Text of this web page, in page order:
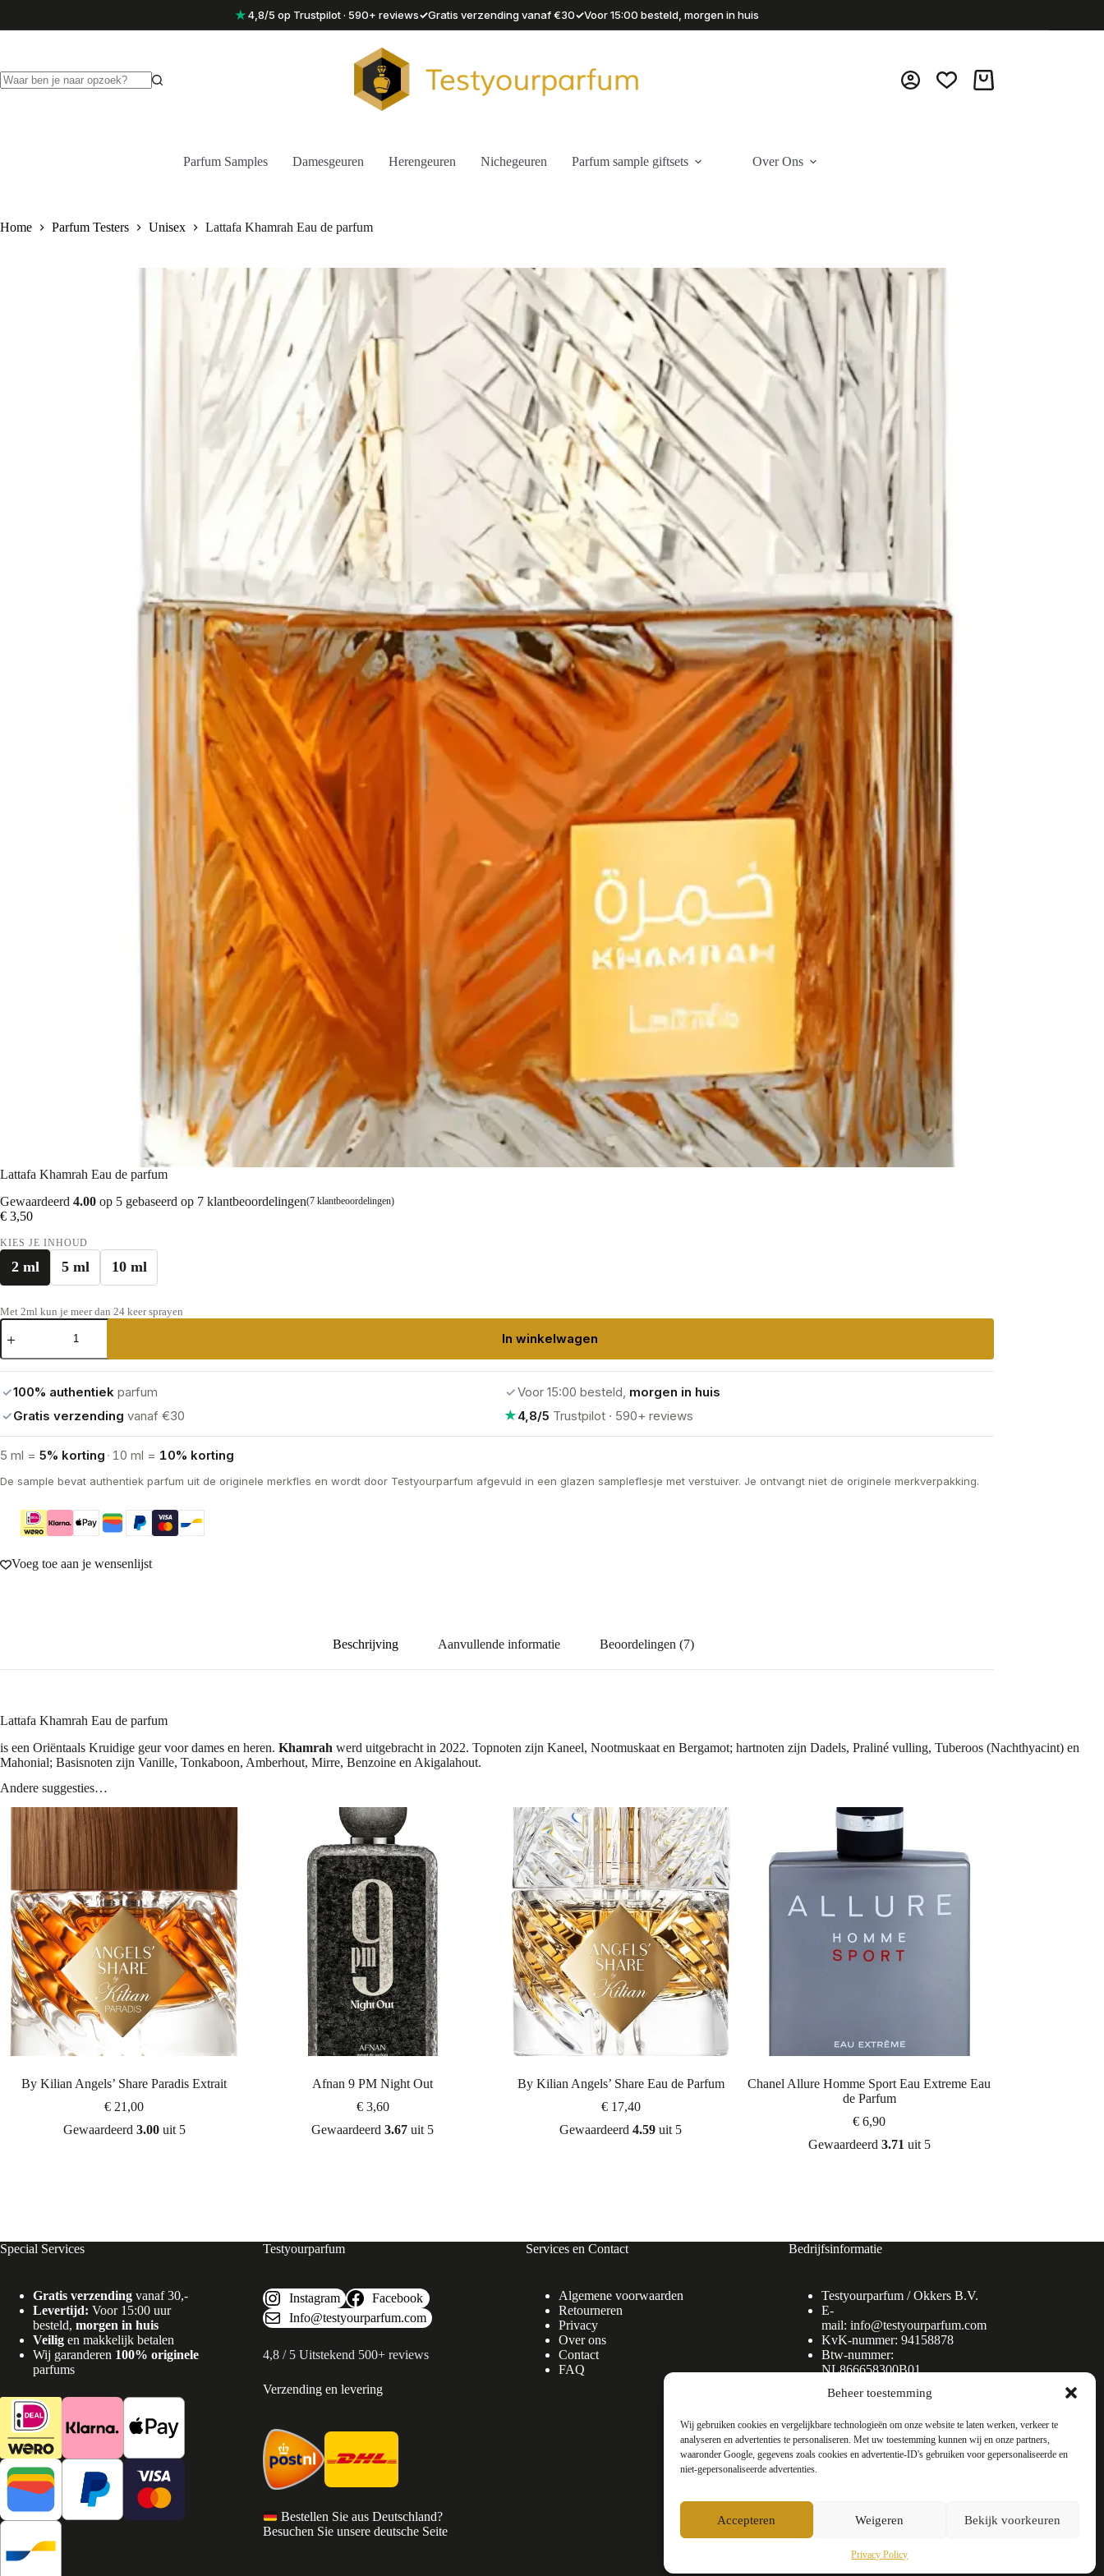
Beheer toestemming
Wij gebruiken cookies en vergelijkbare technologieën om onze website te laten werken, verkeer te
analyseren en advertenties te personaliseren. Met uw toestemming kunnen wij en onze partners,
waaronder Google, gegevens zoals cookies en advertentie-ID's gebruiken voor gepersonaliseerde en
niet-gepersonaliseerde advertenties.
Accepteren Weigeren Bekijk voorkeuren
Privacy Policy
★4,8/5 op Trustpilot · 590+ reviews✓Gratis verzending vanaf €30✓Voor 15:00 besteld, morgen in huis
Winkelwagen
Parfum Samples Damesgeuren Herengeuren Nichegeuren Parfum sample giftsets Over Ons
Home Parfum Testers Unisex Lattafa Khamrah Eau de parfum
Lattafa Khamrah Eau de parfum
Gewaardeerd 4.00 op 5 gebaseerd op 7 klantbeoordelingen(7 klantbeoordelingen)
€ 3,50
KIES JE INHOUD
2 ml 5 ml 10 ml
Met 2ml kun je meer dan 24 keer sprayen
Lattafa
Khamrah
aantal
In winkelwagen
✓100% authentiek parfum ✓Voor 15:00 besteld, morgen in huis
✓Gratis verzending vanaf €30 ★4,8/5 Trustpilot · 590+ reviews
5 ml = 5% korting · 10 ml = 10% korting
De sample bevat authentiek parfum uit de originele merkfles en wordt door Testyourparfum afgevuld in een glazen sampleflesje met verstuiver. Je ontvangt niet de originele merkverpakking.
Voeg toe aan je wensenlijst
Beschrijving Aanvullende informatie Beoordelingen (7)
Lattafa Khamrah Eau de parfum
is een Oriëntaals Kruidige geur voor dames en heren. Khamrah werd uitgebracht in 2022. Topnoten zijn Kaneel, Nootmuskaat en Bergamot; hartnoten zijn Dadels, Praliné vulling, Tuberoos (Nachthyacint) en
Mahonial; Basisnoten zijn Vanille, Tonkaboon, Amberhout, Mirre, Benzoine en Akigalahout.
Andere suggesties…
By Kilian Angels’ Share Paradis Extrait
€ 21,00
Gewaardeerd 3.00uit 5
Afnan 9 PM Night Out
€3,60
Gewaardeerd3.67 uit 5
By Kilian Angels’ Share Eau de Parfum
€17,40
Gewaardeerd4.59 uit 5
Chanel Allure Homme Sport Eau Extreme Eau
de Parfum
€ 6,90
Gewaardeerd 3.71 uit 5
Special Services
Gratis verzending vanaf 30,-
Levertijd: Voor 15:00 uur
besteld, morgen in huis
Veilig en makkelijk betalen
Wij garanderen 100% originele
parfums
Testyourparfum
Instagram
Facebook
Info@testyourparfum.com
4,8 / 5 Uitstekend 500+ reviews
Verzending en levering
Bestellen Sie aus Deutschland?
Besuchen Sie unsere deutsche Seite
Services en Contact
Algemene voorwaarden
Retourneren
Privacy
Over ons
Contact
FAQ
Bedrijfsinformatie
Testyourparfum /Okkers B.V.
E-
mail: info@testyourparfum.com
KvK-nummer: 94158878
Btw-nummer:
NL866658300B01